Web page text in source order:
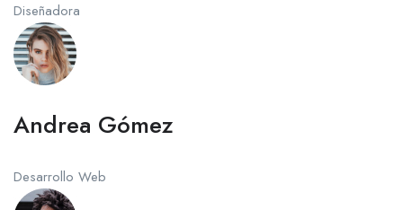
Diseñadora
Andrea Gómez
Desarrollo Web